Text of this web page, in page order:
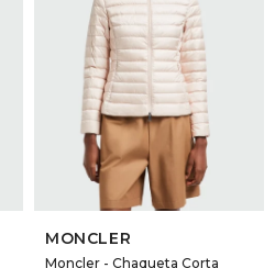
SELECCIONAR TALLE
MONCLER
Moncler - Chaqueta Corta